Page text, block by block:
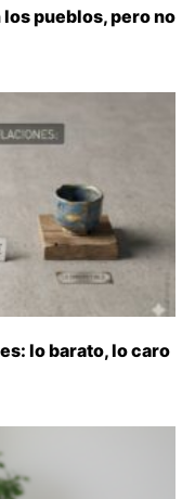
pueblos, pero no
lo barato, lo caro